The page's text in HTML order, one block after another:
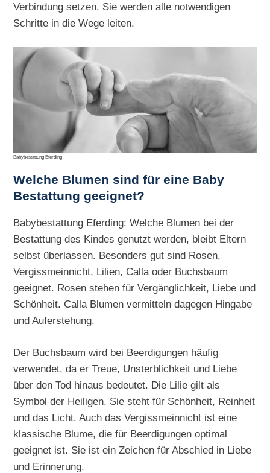
Verbindung setzen. Sie werden alle notwendigen
Schritte in die Wege leiten.
Babybestattung Eferding
Welche Blumen sind für eine Baby
Bestattung geeignet?
Babybestattung Eferding: Welche Blumen bei der
Bestattung des Kindes genutzt werden, bleibt Eltern
selbst überlassen. Besonders gut sind Rosen,
Vergissmeinnicht, Lilien, Calla oder Buchsbaum
geeignet. Rosen stehen für Vergänglichkeit, Liebe und
Schönheit. Calla Blumen vermitteln dagegen Hingabe
und Auferstehung.
Der Buchsbaum wird bei Beerdigungen häufig
verwendet, da er Treue, Unsterblichkeit und Liebe
über den Tod hinaus bedeutet. Die Lilie gilt als
Symbol der Heiligen. Sie steht für Schönheit, Reinheit
und das Licht. Auch das Vergissmeinnicht ist eine
klassische Blume, die für Beerdigungen optimal
geeignet ist. Sie ist ein Zeichen für Abschied in Liebe
und Erinnerung.